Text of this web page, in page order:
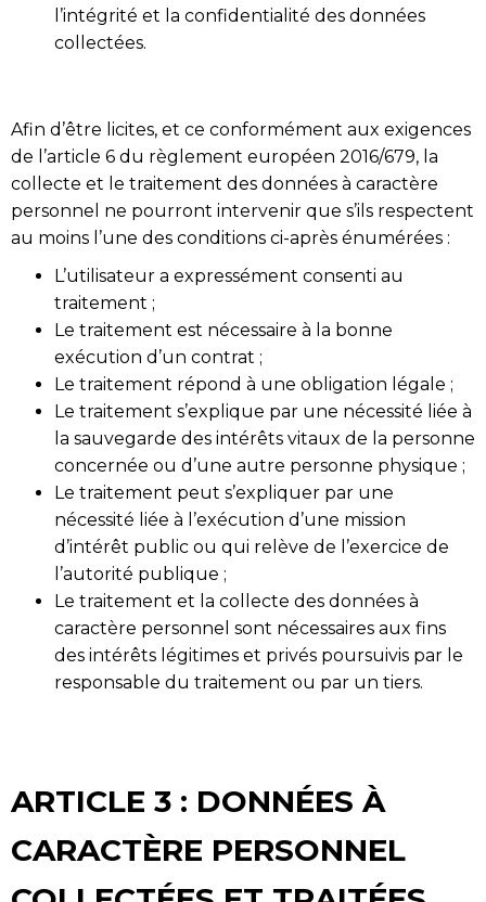
l’intégrité et la confidentialité des données
collectées.
Afin d’être licites, et ce conformément aux exigences
de l’article 6 du règlement européen 2016/679, la
collecte et le traitement des données à caractère
personnel ne pourront intervenir que s’ils respectent
au moins l’une des conditions ci-après énumérées :
L’utilisateur a expressément consenti au
traitement ;
Le traitement est nécessaire à la bonne
exécution d’un contrat ;
Le traitement répond à une obligation légale ;
Le traitement s’explique par une nécessité liée à
la sauvegarde des intérêts vitaux de la personne
concernée ou d’une autre personne physique ;
Le traitement peut s’expliquer par une
nécessité liée à l’exécution d’une mission
d’intérêt public ou qui relève de l’exercice de
l’autorité publique ;
Le traitement et la collecte des données à
caractère personnel sont nécessaires aux fins
des intérêts légitimes et privés poursuivis par le
responsable du traitement ou par un tiers.
ARTICLE 3 : DONNÉES À
CARACTÈRE PERSONNEL